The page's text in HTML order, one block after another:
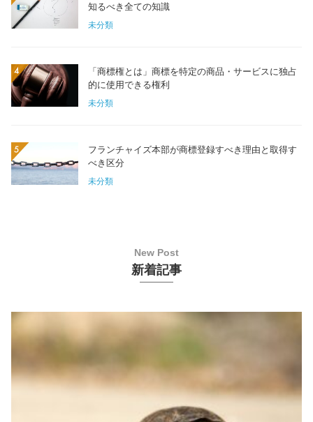
知るべき全ての知識
未分類
「商標権とは」商標を特定の商品・サービスに独占
的に使用できる権利
未分類
フランチャイズ本部が商標登録すべき理由と取得す
べき区分
未分類
新着記事